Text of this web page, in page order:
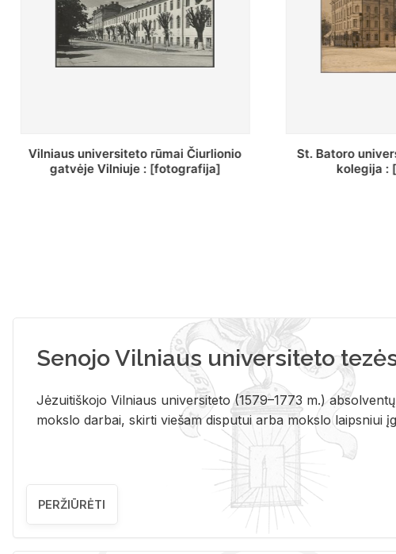
St. Batoro universiteto J. Pilsudskio
kolegija : [fotografija]
[Inventorius ir
bazilijonų
Senojo Vilniaus universiteto
Jėzuitiškojo Vilniaus universiteto (1579–1773 m.)
mokslo darbai, skirti viešam disputui arba mokslo laipsniui
PERŽIŪRĖTI